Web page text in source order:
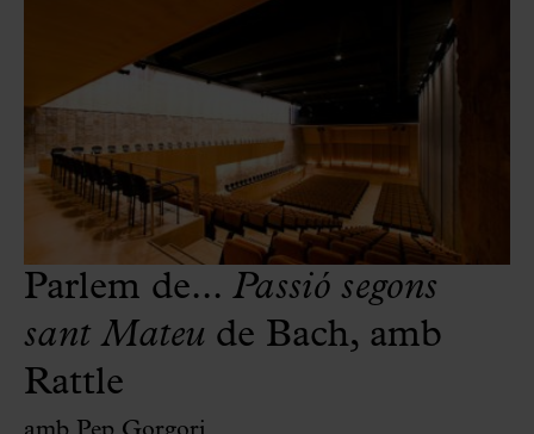
Parlem de... Passió segons
sant Mateu de Bach, amb
Rattle